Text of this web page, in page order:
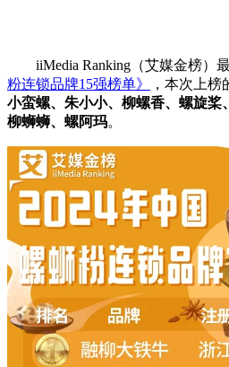
iiMedia Ranking（艾媒金榜）
粉连锁品牌15强榜单》
，本次上榜
小蛮螺、朱小小、柳螺香、螺旋桨
柳蛳蛳、螺阿玛。